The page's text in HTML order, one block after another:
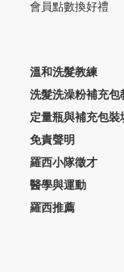
會員點數換好禮
溫和洗髮教練
洗髮洗澡粉補充包
定量瓶與補充包裝
免責聲明
羅西小隊徵才
醫學與運動
羅西推薦